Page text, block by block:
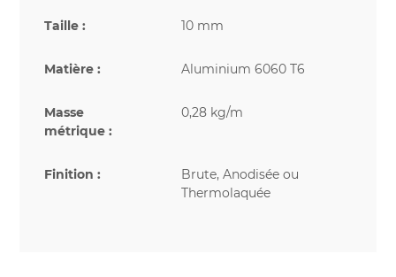
Taille : 10 mm
Matière : Aluminium 6060 T6
Masse
métrique :
0,28 kg/m
Finition :
Brute, Anodisée ou
Thermolaquée